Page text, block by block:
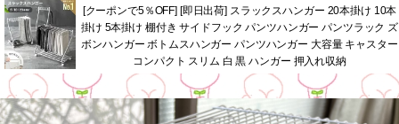
[クーポンで5％OFF] [即日出荷] スラックスハンガー 20本掛け 10本
掛け 5本掛け 棚付き サイドフック パンツハンガー パンツラック ズ
ボンハンガー ボトムスハンガー パンツハンガー 大容量 キャスター
コンパクト スリム 白 黒 ハンガー 押入れ収納